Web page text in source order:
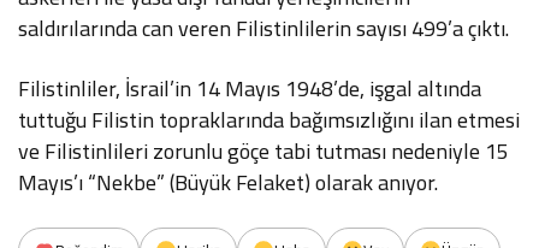
saldırılarında can veren Filistinlilerin sayısı 499’a çıktı.
Filistinliler, İsrail’in 14 Mayıs 1948’de, işgal altında
tuttuğu Filistin topraklarında bağımsızlığını ilan etmesi
ve Filistinlileri zorunlu göçe tabi tutması nedeniyle 15
Mayıs’ı “Nekbe” (Büyük Felaket) olarak anıyor.